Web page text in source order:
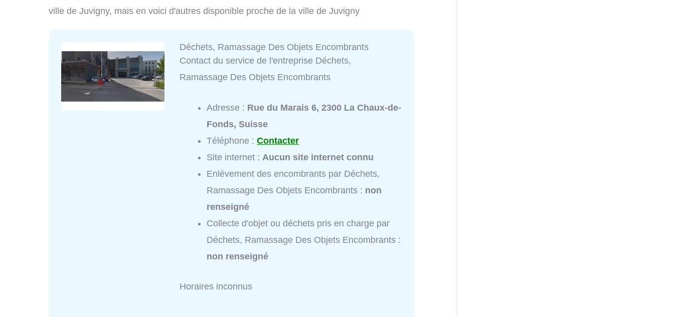
ville de Juvigny, mais en voici d'autres disponible proche de la ville de Juvigny
Déchets, Ramassage Des Objets Encombrants
Contact du service de l'entreprise Déchets,
Ramassage Des Objets Encombrants
Adresse : Rue du Marais 6, 2300 La Chaux-de-
Fonds, Suisse
Téléphone :Contacter
Site internet :Aucun site internet connu
Enlèvement des encombrants par Déchets,
Ramassage Des Objets Encombrants : non
renseigné
Collecte d'objet ou déchets pris en charge par
Déchets, Ramassage Des Objets Encombrants :
non renseigné
Horaires inconnus